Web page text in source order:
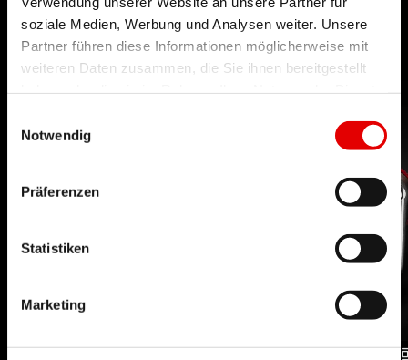
soziale Medien, Werbung und Analysen weiter. Unsere
Partner führen diese Informationen möglicherweise mit
weiteren Daten zusammen, die Sie ihnen bereitgestellt
Notwendig
Präferenzen
Statistiken
Marketing
verschieben.